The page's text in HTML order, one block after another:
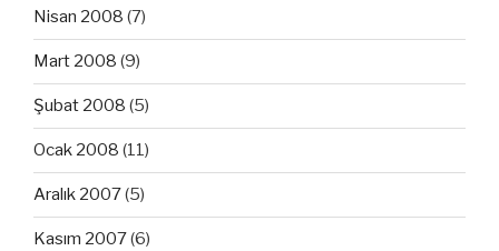
Nisan 2008 (7)
Mart 2008 (9)
Şubat 2008 (5)
Ocak 2008 (11)
Aralık 2007(5)
Kasım 2007(6)